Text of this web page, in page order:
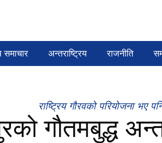
समाचार अन्तराष्ट्रिय राजनीति
राष्ट्रिय गौरवको परियोजना भए
गौतमबुद्ध